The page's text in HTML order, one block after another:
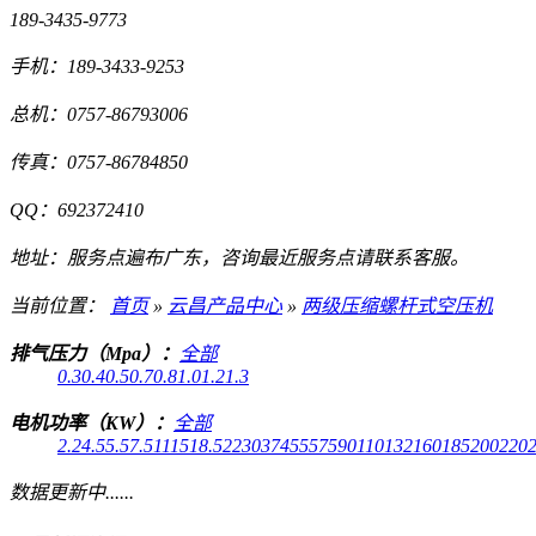
189-3435-9773
手机： 189-3433-9253
总机： 0757-86793006
传真： 0757-86784850
QQ： 692372410
地址： 服务点遍布广东，咨询最近服务点请联系客服。
当前位置： 首页» 云昌产品中心 » 两级压缩螺杆式空压机
排气压力（Mpa）： 全部
0.30.40.50.70.81.01.21.3
电机功率（KW）： 全部
2.24.55.57.5111518.522303745557590110132160185200220
数据更新中......